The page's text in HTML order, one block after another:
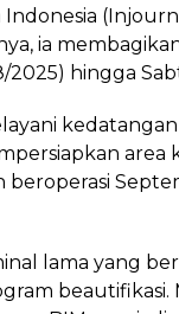
ia
2025) hingga
area
beroperasi
lama yang